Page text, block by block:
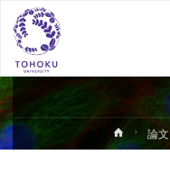
ホ
ー
論文